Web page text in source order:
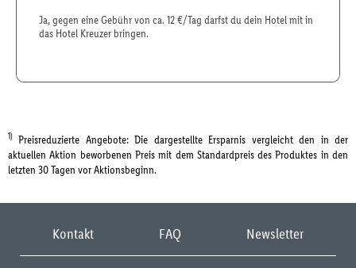
Ja, gegen eine Gebühr von ca. 12 €/Tag darfst du dein Hotel mit in
das Hotel Kreuzer bringen.
1) Preisreduzierte Angebote: Die dargestellte Ersparnis vergleicht den in der
aktuellen Aktion beworbenen Preis mit dem Standardpreis des Produktes in den
letzten 30 Tagen vor Aktionsbeginn.
Kontakt FAQ Newsletter